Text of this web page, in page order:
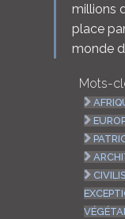
millions
place
monde
Mots-